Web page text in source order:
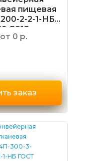
пищевая
2-2-1-НБ
2018
от 0 р.
заказ